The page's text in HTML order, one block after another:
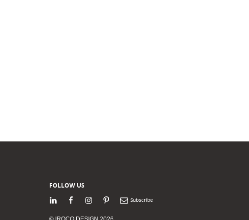
FOLLOW US
LinkedInFacebookInstagramPinterestNewsletter